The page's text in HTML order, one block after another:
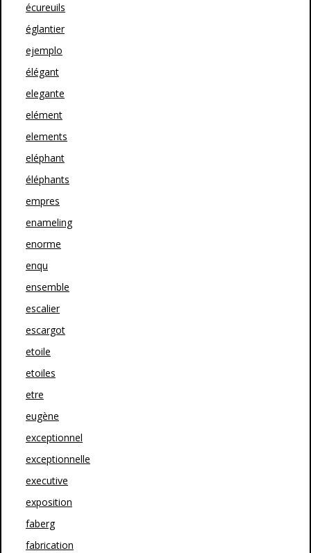
écureuils
églantier
ejemplo
élégant
elegante
elément
elements
eléphant
éléphants
empres
enameling
enorme
enqu
ensemble
escalier
escargot
etoile
etoiles
etre
eugène
exceptionnel
exceptionnelle
executive
exposition
faberg
fabrication